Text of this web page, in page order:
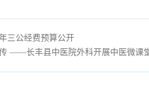
三公经费预算公开
——长丰县中医院外科开展中医微课